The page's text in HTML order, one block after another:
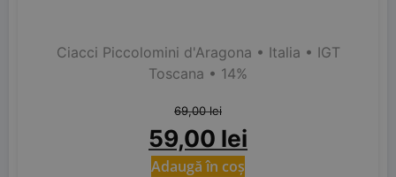
Ciacci Piccolomini d'Aragona • Italia • IGT
Toscana • 14%
69,00lei
59,00 lei
Adaugă în coș